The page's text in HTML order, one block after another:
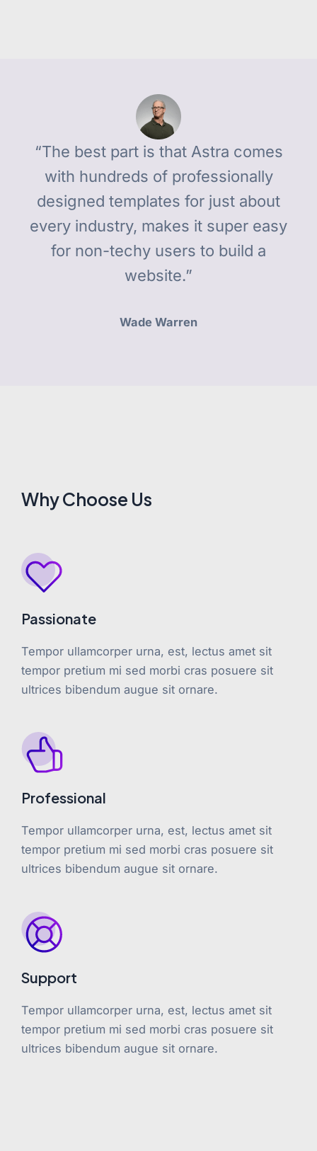
“The best part is that Astra comes
with hundreds of professionally
designed templates for just about
every industry, makes it super easy
for non-techy users to build a
website.”
Wade Warren
Why Choose Us
Passionate
Tempor ullamcorper urna, est, lectus amet sit
tempor pretium mi sed morbi cras posuere sit
ultrices bibendum augue sit ornare.
Professional
Tempor ullamcorper urna, est, lectus amet sit
tempor pretium mi sed morbi cras posuere sit
ultrices bibendum augue sit ornare.
Support
Tempor ullamcorper urna, est, lectus amet sit
tempor pretium mi sed morbi cras posuere sit
ultrices bibendum augue sit ornare.